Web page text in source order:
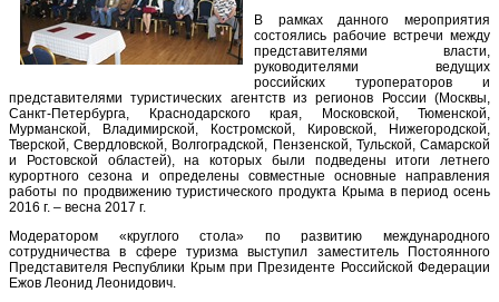
В рамках данного мероприятия
состоялись рабочие встречи между
представителями власти,
руководителями ведущих
российских туроператоров и
представителями туристических агентств из регионов России (Москвы,
Санкт-Петербурга, Краснодарского края, Московской, Тюменской,
Мурманской, Владимирской, Костромской, Кировской, Нижегородской,
Тверской, Свердловской, Волгоградской, Пензенской, Тульской, Самарской
и Ростовской областей), на которых были подведены итоги летнего
курортного сезона и определены совместные основные направления
работы по продвижению туристического продукта Крыма в период осень
2016 г. – весна 2017 г.
Модератором «круглого стола» по развитию международного
сотрудничества в сфере туризма выступил заместитель Постоянного
Представителя Республики Крым при Президенте Российской Федерации
Ежов Леонид Леонидович.